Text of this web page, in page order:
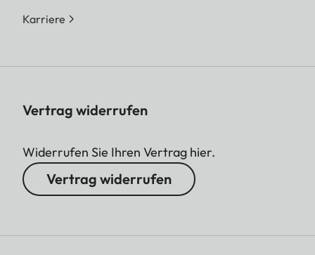
Karriere
Vertrag widerrufen
Widerrufen Sie Ihren Vertrag hier.
Vertrag widerrufen